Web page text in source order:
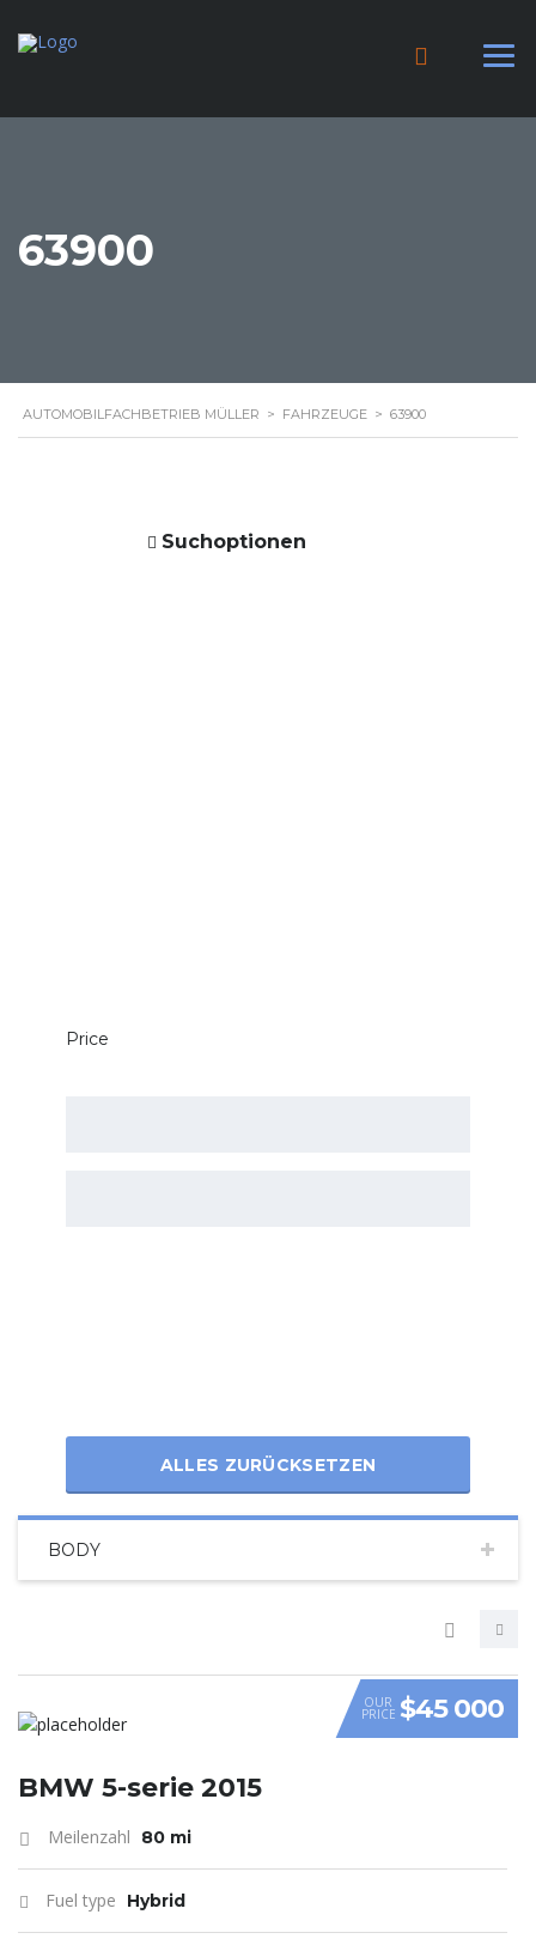
63900
AUTOMOBILFACHBETRIEB MÜLLER > FAHRZEUGE > 63900
Suchoptionen
Price
ALLES ZURÜCKSETZEN
BODY
VIDEO
OUR
PRICE $45 000
BMW 5-serie 2015
Meilenzahl 80 mi
Fuel type Hybrid